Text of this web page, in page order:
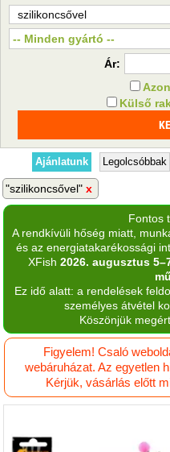
Ár:
Külső
Ajánlatunk Legolcsóbbak
"szilikoncsővel"
Fontos
A rendkívüli hőség miatt,
és az energiatakarékossági
XFish 2026. augusztus
Ez idő alatt: a rendelések
személyes átvétel
Köszönjük
Figyelem! Csaló
webáruházat. Az egyetlen
Kérjük, vásárlás előtt